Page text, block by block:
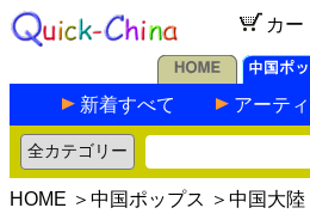
カー
新着すべて アーテ
HOME ＞ 中国ポップス ＞ 中国大陸